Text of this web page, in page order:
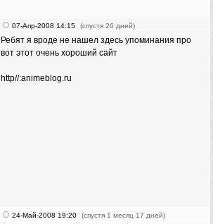
07-Апр-2008 14:15 (спустя 26 дней)
Ребят я вроде не нашел здесь упоминания про
вот этот очень хороший сайт
http//:animeblog.ru
24-Май-2008 19:20 (спустя 1 месяц 17 дней)